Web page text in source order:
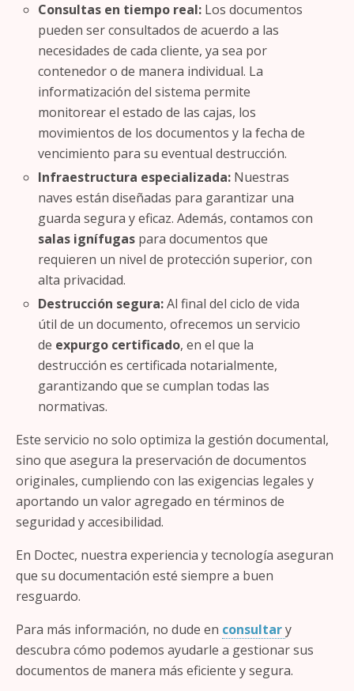
Consultas en tiempo real: Los documentos
pueden ser consultados de acuerdo a las
necesidades de cada cliente, ya sea por
contenedor o de manera individual. La
informatización del sistema permite
monitorear el estado de las cajas, los
movimientos de los documentos y la fecha de
vencimiento para su eventual destrucción.
Infraestructura especializada: Nuestras
naves están diseñadas para garantizar una
guarda segura y eficaz. Además, contamos con
salas ignífugas para documentos que
requieren un nivel de protección superior, con
alta privacidad.
Destrucción segura:Al final del ciclo de vida
útil de un documento, ofrecemos un servicio
de expurgo certificado, en el que la
destrucción es certificada notarialmente,
garantizando que se cumplan todas las
normativas.
Este servicio no solo optimiza la gestión documental,
sino que asegura la preservación de documentos
originales, cumpliendo con las exigencias legales y
aportando un valor agregado en términos de
seguridad y accesibilidad.
En Doctec, nuestra experiencia y tecnología aseguran
que su documentación esté siempre a buen
resguardo.
Para más información, no dude en consultary
descubra cómo podemos ayudarle a gestionar sus
documentos de manera más eficiente y segura.